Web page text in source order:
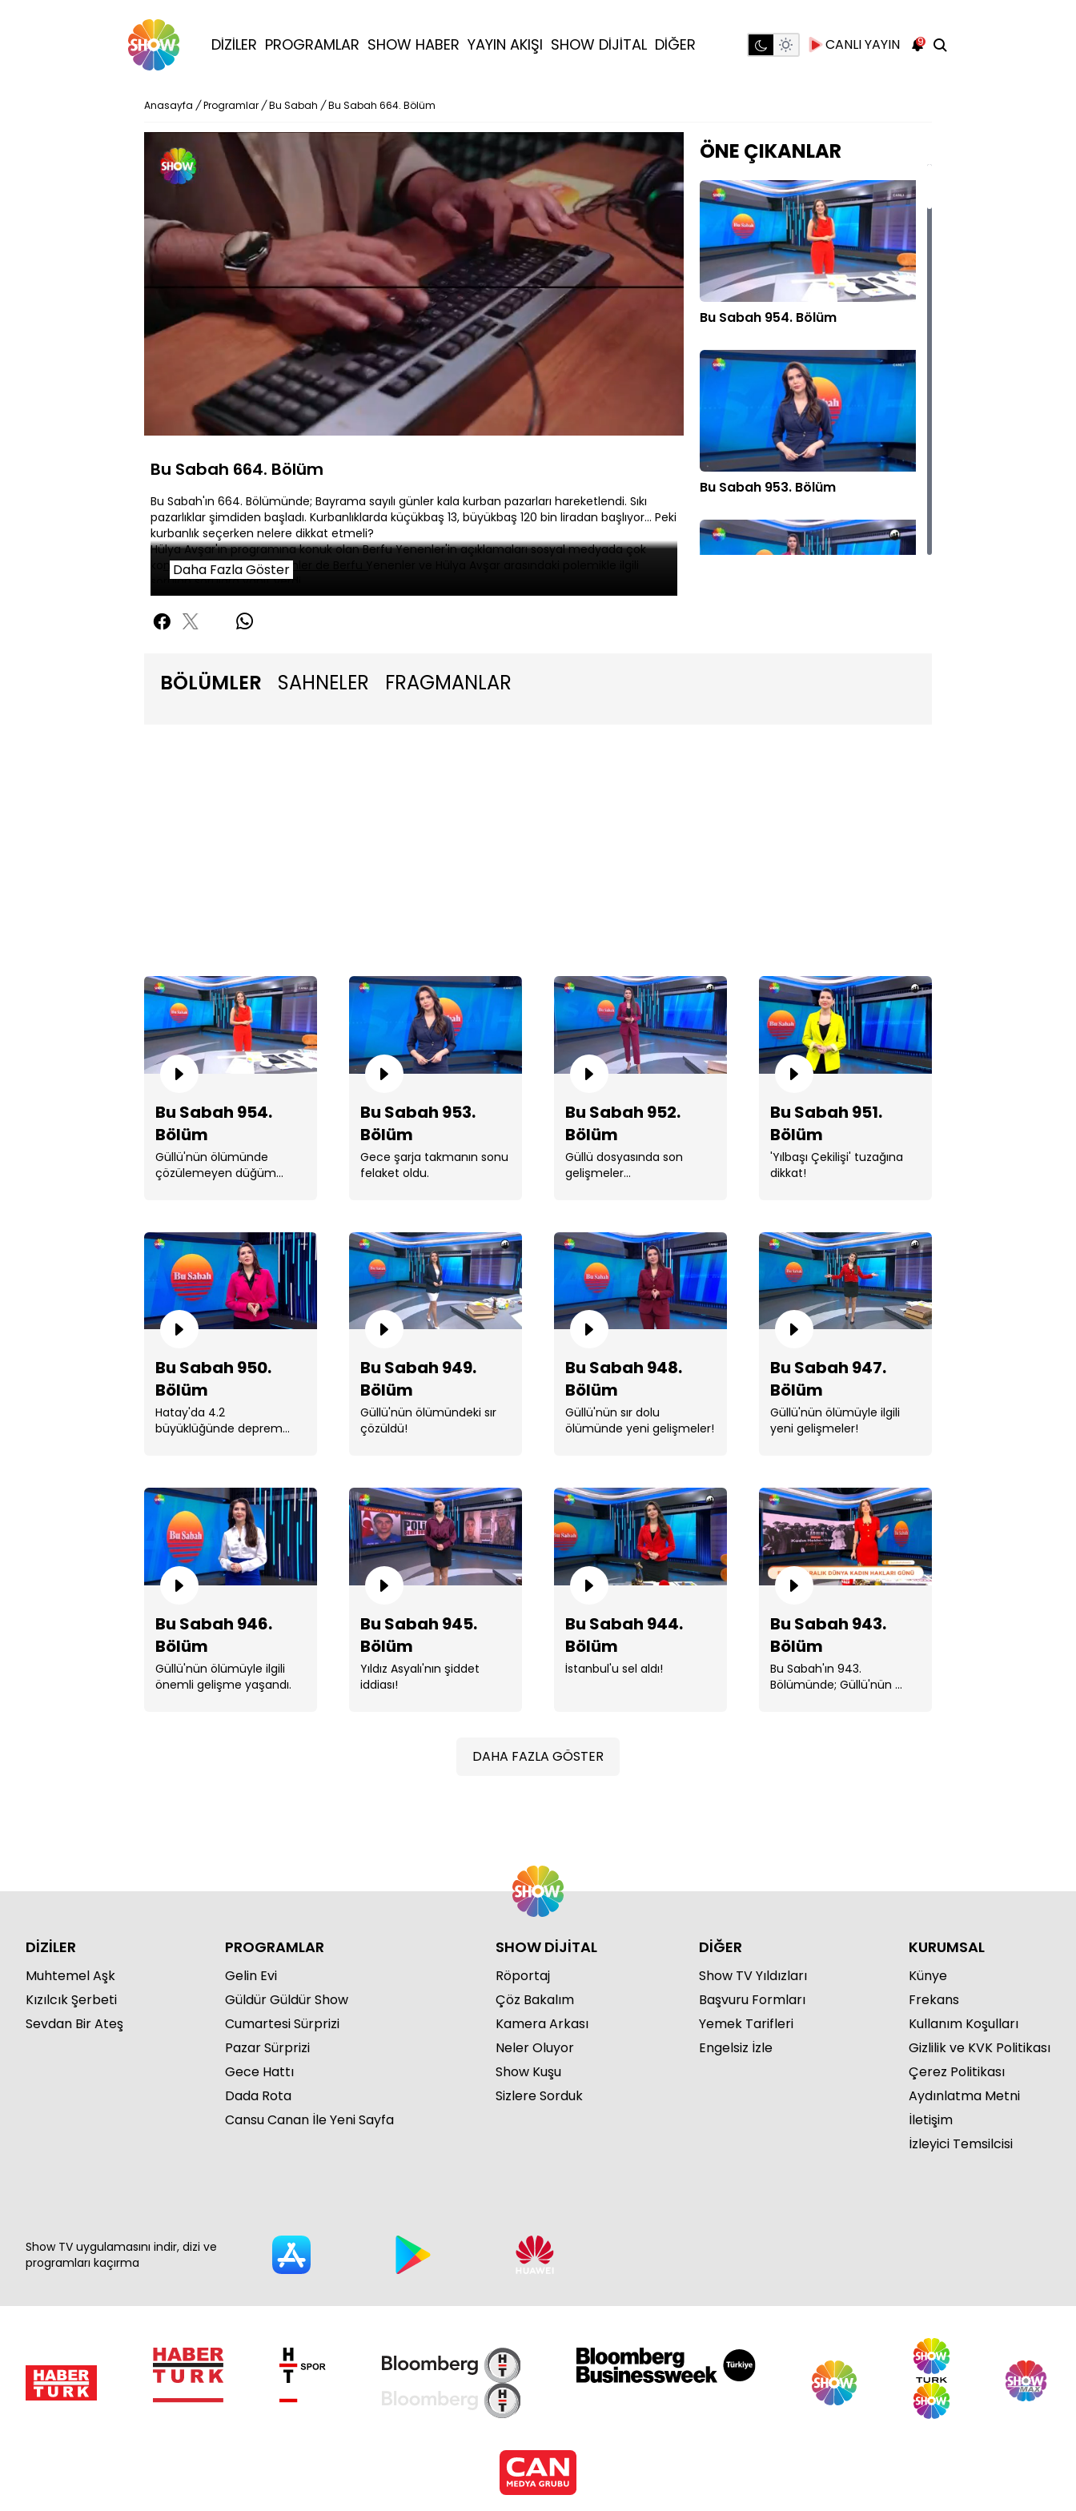
DİZİLER PROGRAMLAR SHOW HABER YAYIN AKIŞI SHOW DİJİTAL DİĞER CANLI YAYIN 9
Anasayfa / Programlar / Bu Sabah / Bu Sabah 664. Bölüm
Sessiz
Bu Sabah 664. Bölüm
Bu Sabah'ın 664. Bölümünde; Bayrama sayılı günler kala kurban pazarları hareketlendi. Sıkı
pazarlıklar şimdiden başladı. Kurbanlıklarda küçükbaş 13, büyükbaş 120 bin liradan başlıyor... Peki
kurbanlık seçerken nelere dikkat etmeli?
Hülya Avşar'ın programına konuk olan Berfu Yenenler'in açıklamaları sosyal medyada çok
konuşulmuştu. Eser Yenenler de Berfu Yenenler ve Hülya Avşar arasındaki polemikle ilgili
sorulan sorulara yanıt verdi.
Daha Fazla Göster
ÖNE ÇIKANLAR
Bu Sabah 954. Bölüm
Bu Sabah 953. Bölüm
Bu Sabah 950. Bölüm
Bu Sabah 949. Bölüm
Bu Sabah 948. Bölüm
Bu Sabah 947. Bölüm
Bu Sabah 946. Bölüm
Bu Sabah 944. Bölüm
Bu Sabah 942. Bölüm
BÖLÜMLER SAHNELER FRAGMANLAR
Bu Sabah 954.
Bölüm
Güllü'nün ölümünde
çözülemeyen düğüm...
Bu Sabah 953.
Bölüm
Gece şarja takmanın sonu
felaket oldu.
Bu Sabah 952.
Bölüm
Güllü dosyasında son
gelişmeler...
Bu Sabah 951.
Bölüm
'Yılbaşı Çekilişi' tuzağına
dikkat!
Bu Sabah 950.
Bölüm
Hatay'da 4.2
büyüklüğünde deprem
Bu Sabah 949.
Bölüm
Güllü'nün ölümündeki sır
çözüldü!
Bu Sabah 948.
Bölüm
Güllü'nün sır dolu
ölümünde yeni gelişmeler!
Bu Sabah 947.
Bölüm
Güllü'nün ölümüyle ilgili
yeni gelişmeler!
Bu Sabah 946.
Bölüm
Güllü'nün ölümüyle ilgili
önemli gelişme yaşandı.
Bu Sabah 945.
Bölüm
Yıldız Asyalı'nın şiddet
iddiası!
Bu Sabah 944.
Bölüm
İstanbul'u sel aldı!
Bu Sabah 943.
Bölüm
Bu Sabah'ın 943.
Bölümünde; Güllü'nün ...
DAHA FAZLA GÖSTER
DİZİLER
Muhtemel Aşk
Kızılcık Şerbeti
Sevdan Bir Ateş
PROGRAMLAR
Gelin Evi
Güldür Güldür Show
Cumartesi Sürprizi
Pazar Sürprizi
Gece Hattı
Dada Rota
Cansu Canan İle Yeni Sayfa
SHOW DİJİTAL
Röportaj
Çöz Bakalım
Kamera Arkası
Neler Oluyor
Show Kuşu
Sizlere Sorduk
DİĞER
Show TV Yıldızları
Başvuru Formları
Yemek Tarifleri
Engelsiz İzle
KURUMSAL
Künye
Frekans
Kullanım Koşulları
Gizlilik ve KVK Politikası
Çerez Politikası
Aydınlatma Metni
İletişim
İzleyici Temsilcisi
Show TV uygulamasını indir, dizi ve
programları kaçırma